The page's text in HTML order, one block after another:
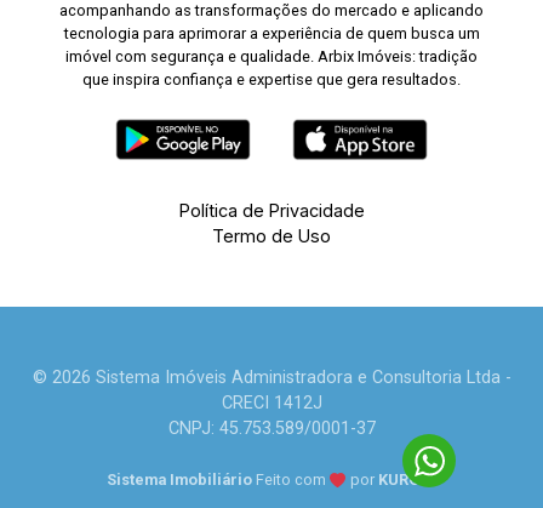
acompanhando as transformações do mercado e aplicando
tecnologia para aprimorar a experiência de quem busca um
imóvel com segurança e qualidade. Arbix Imóveis: tradição
que inspira confiança e expertise que gera resultados.
Política de Privacidade
Termo de Uso
© 2026 Sistema Imóveis Administradora e Consultoria Ltda -
CRECI 1412J
CNPJ: 45.753.589/0001-37
Sistema Imobiliário Feito com por KUROLE